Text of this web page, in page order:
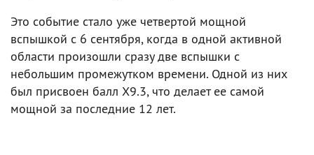
Это событие стало уже четвертой мощной
вспышкой с 6 сентября, когда в одной активной
области произошли сразу две вспышки с
небольшим промежутком времени. Одной из них
был присвоен балл X9.3, что делает ее самой
мощной за последние 12 лет.